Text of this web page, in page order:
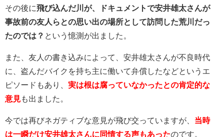
その後に飛び込んだ川が、ドキュメントで安井雄太さんが
事故前の友人らとの思い出の場所として訪問した荒川だっ
たのでは？ という憶測が出ました。
また、友人の書き込みによって、安井雄太さんが不良時代
に、盗んだバイクを持ち主に働いて弁償したなどというエ
ピソードもあり、 実は根は腐っていなかったとの肯定的な
意見 も出ました。
今では再びネガティブな意見が飛び交っていますが、 当時
は一瞬だけ安井雄太さんに同情する声もあったのです。